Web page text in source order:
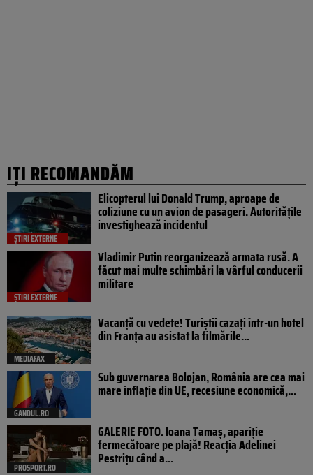
IȚI RECOMANDĂM
ȘTIRI EXTERNE
Elicopterul lui Donald Trump, aproape de
coliziune cu un avion de pasageri. Autoritățile
investighează incidentul
ȘTIRI EXTERNE
Vladimir Putin reorganizează armata rusă. A
făcut mai multe schimbări la vârful conducerii
militare
MEDIAFAX
Vacanță cu vedete! Turiștii cazați într-un hotel
din Franța au asistat la filmările...
GANDUL.RO
Sub guvernarea Bolojan, România are cea mai
mare inflație din UE, recesiune economică,...
PROSPORT.RO
GALERIE FOTO. Ioana Tamaş, apariție
fermecătoare pe plajă! Reacția Adelinei
Pestrițu când a...